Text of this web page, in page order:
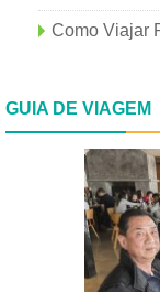
GUIA DE VIAGEM